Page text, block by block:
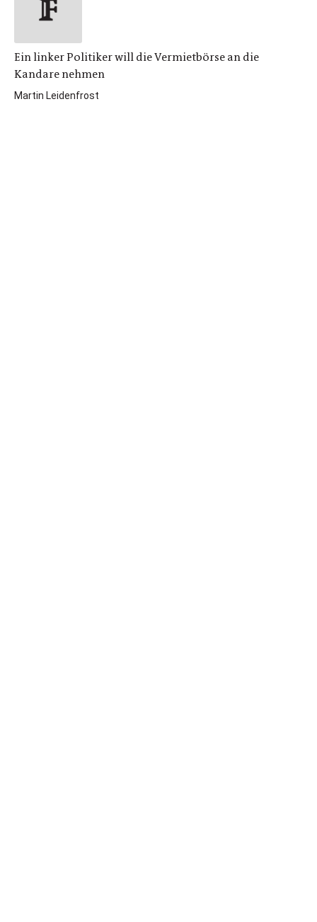
Ein linker Politiker will die Vermietbörse an die
Kandare nehmen
Martin Leidenfrost